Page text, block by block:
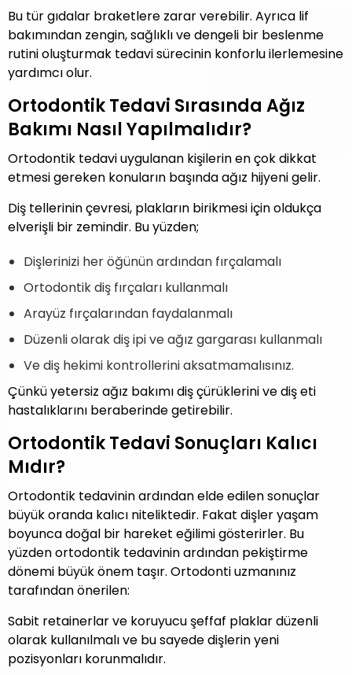
Bu tür gıdalar braketlere zarar verebilir. Ayrıca lif
bakımından zengin, sağlıklı ve dengeli bir beslenme
rutini oluşturmak tedavi sürecinin konforlu ilerlemesine
yardımcı olur.
Ortodontik Tedavi Sırasında Ağız
Bakımı Nasıl Yapılmalıdır?
Ortodontik tedavi uygulanan kişilerin en çok dikkat
etmesi gereken konuların başında ağız hijyeni gelir.
Diş tellerinin çevresi, plakların birikmesi için oldukça
elverişli bir zemindir. Bu yüzden;
Dişlerinizi her öğünün ardından fırçalamalı
Ortodontik diş fırçaları kullanmalı
Arayüz fırçalarından faydalanmalı
Düzenli olarak diş ipi ve ağız gargarası kullanmalı
Ve diş hekimi kontrollerini aksatmamalısınız.
Çünkü yetersiz ağız bakımı diş çürüklerini ve diş eti
hastalıklarını beraberinde getirebilir.
Ortodontik Tedavi Sonuçları Kalıcı
Mıdır?
Ortodontik tedavinin ardından elde edilen sonuçlar
büyük oranda kalıcı niteliktedir. Fakat dişler yaşam
boyunca doğal bir hareket eğilimi gösterirler. Bu
yüzden ortodontik tedavinin ardından pekiştirme
dönemi büyük önem taşır. Ortodonti uzmanınız
tarafından önerilen:
Sabit retainerlar ve koruyucu şeffaf plaklar düzenli
olarak kullanılmalı ve bu sayede dişlerin yeni
pozisyonları korunmalıdır.